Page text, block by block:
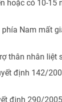
hoặc có 10-15
Nam mất
thân nhân liệt
định 142/
định 290/